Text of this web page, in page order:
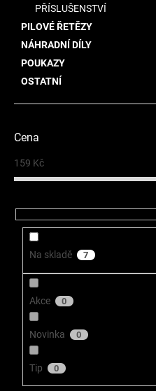
PŘÍSLUŠENSTVÍ
PILOVÉ ŘETĚZY
NÁHRADNÍ DÍLY
POUKAZY
OSTATNÍ
Cena
159 Kč
Na skladě 7
Akce 0
Novinka 0
Tip 0